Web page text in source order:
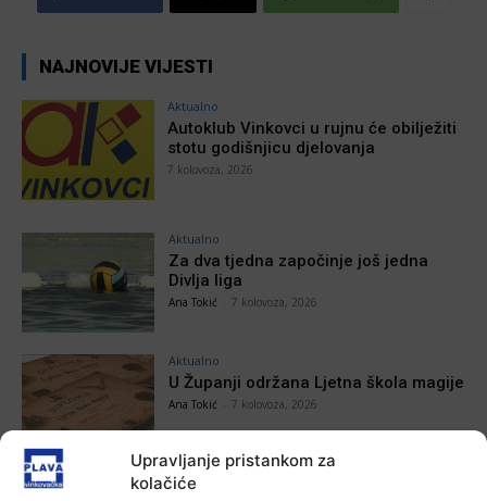
Upravljanje pristankom za
kolačiće
NAJNOVIJE VIJESTI
Aktualno
Autoklub Vinkovci u rujnu će obilježiti
stotu godišnjicu djelovanja
7 kolovoza, 2026
Aktualno
Za dva tjedna započinje još jedna
Divlja liga
Ana Tokić 7 kolovoza, 2026
Aktualno
U Županji održana Ljetna škola magije
Ana Tokić 7 kolovoza, 2026
Aktualno